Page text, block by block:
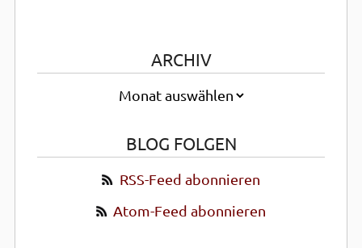
ARCHIV
BLOG FOLGEN
RSS-Feed abonnieren
Atom-Feed abonnieren